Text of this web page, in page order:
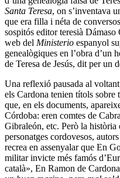
Santa Teresa, on s’inventava
que era filla i néta de
sospitós editor teresià Dámaso
web del Ministerio espanyol
genealògiques en l’obra d’un
de Teresa de Jesús, dit per un
Una reflexió pausada al
els Cardona tenien títols
que, en els documents,
Córdoba: eren comtes de
Gibraleón, etc. Però la història
personatges cordovesos,
recrea en assenyalar que En
militar invicte més famós
català», En Ramon de